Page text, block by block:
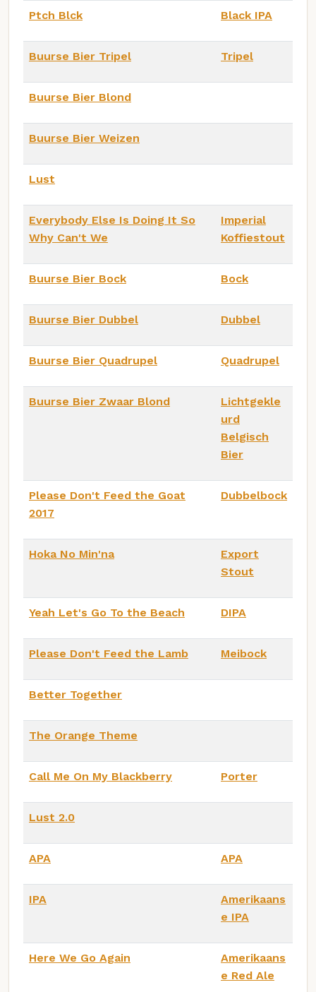
Ptch Blck Black IPA
Buurse Bier Tripel Tripel
Buurse Bier Blond
Buurse Bier Weizen
Lust
Everybody Else Is Doing It So
Why Can't We
Imperial
Koffiestout
Buurse Bier Bock Bock
Buurse Bier Dubbel Dubbel
Buurse Bier Quadrupel Quadrupel
Buurse Bier Zwaar Blond
Lichtgekle
urd
Belgisch
Bier
Please Don't Feed the Goat
2017
Dubbelbock
Hoka No Min'na
Export
Stout
Yeah Let's Go To the Beach DIPA
Please Don't Feed the Lamb Meibock
Better Together
The Orange Theme
Call Me On My Blackberry Porter
Lust 2.0
APA APA
IPA
Amerikaans
e IPA
Here We Go Again
Amerikaans
e Red Ale